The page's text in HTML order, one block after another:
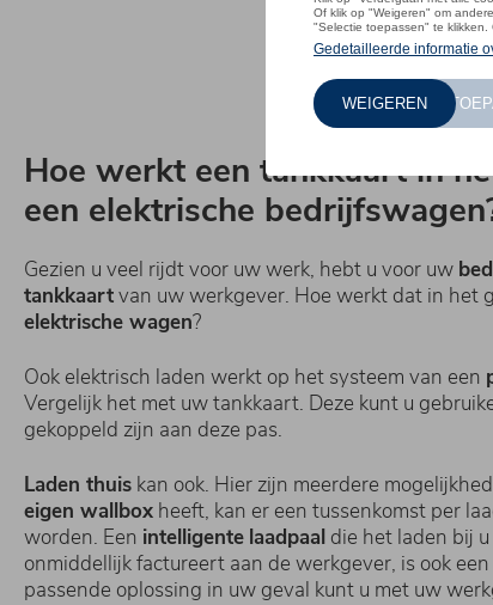
Hoe werkt een tankkaart in
een elektrische
Gezien u veel rijdt voor uw werk, hebt u voor uw
tankkaartvan uw werkgever. Hoe werkt dat in het
elektrische wagen?
Ook elektrisch laden werkt op het systeem van een
Vergelijk het met uw tankkaart. Deze kunt u
gekoppeld zijn aan deze pas.
Laden thuis kan ook. Hier zijn meerdere
eigen wallbox heeft, kan er een tussenkomst per
worden. Een intelligente laadpaal die het laden bij
onmiddellijk factureert aan de werkgever, is ook
passende oplossing in uw geval kunt u met uw